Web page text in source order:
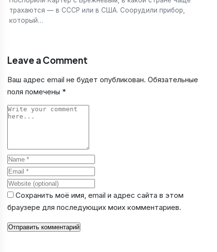
трахаются — в СССР или в США. Соорудили прибор,
который…
Leave a Comment
Ваш адрес email не будет опубликован. Обязательные
поля помечены *
Comment
Name
Email
Website
Сохранить моё имя, email и адрес сайта в этом
браузере для последующих моих комментариев.
Отправить комментарий